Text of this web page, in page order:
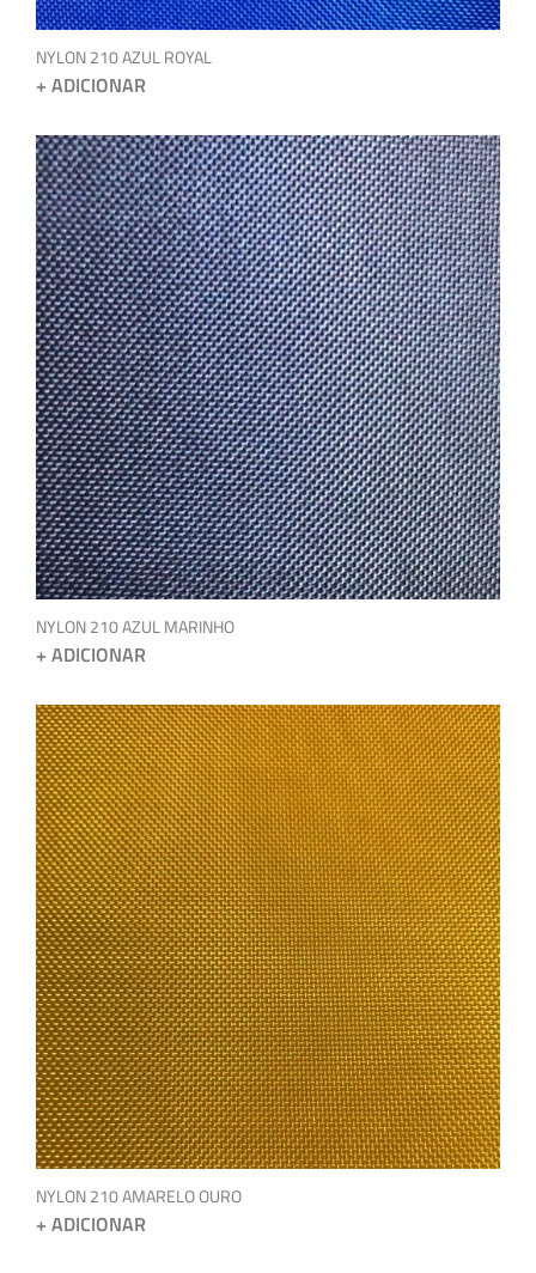
NYLON 210 AZUL ROYAL
+ ADICIONAR
NYLON 210 AZUL MARINHO
+ ADICIONAR
NYLON 210 AMARELO OURO
+ ADICIONAR